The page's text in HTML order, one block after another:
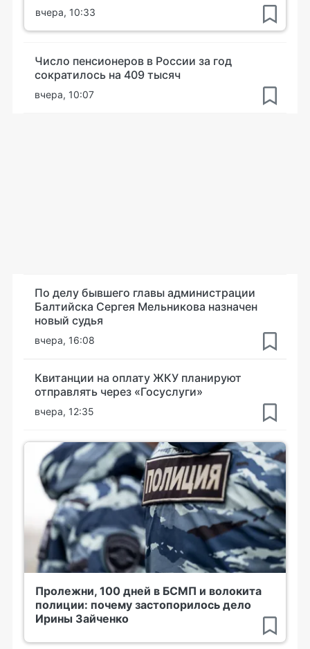
вчера, 10:33
Число пенсионеров в России за год
сократилось на 409 тысяч
вчера, 10:07
По делу бывшего главы администрации
Балтийска Сергея Мельникова назначен
новый судья
вчера, 16:08
Квитанции на оплату ЖКУ планируют
отправлять через «Госуслуги»
вчера, 12:35
Пролежни, 100 дней в БСМП и волокита
полиции: почему застопорилось дело
Ирины Зайченко